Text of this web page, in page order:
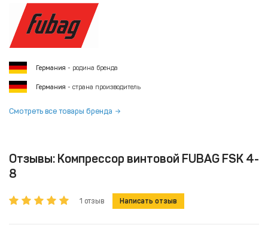
Германия - родина бренда
Германия - страна производитель
Смотреть все товары бренда
Отзывы: Компрессор винтовой FUBAG FSK 4-
8
1 отзыв Написать отзыв